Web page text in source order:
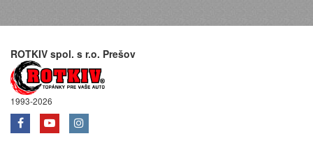
ROTKIV spol. s r.o. Prešov
1993-2026